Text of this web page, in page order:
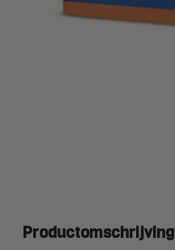
Productomschrijving